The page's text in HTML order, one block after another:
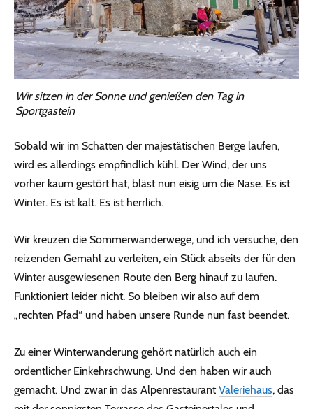
Wir sitzen in der Sonne und genießen den Tag in
Sportgastein
Sobald wir im Schatten der majestätischen Berge laufen,
wird es allerdings empfindlich kühl. Der Wind, der uns
vorher kaum gestört hat, bläst nun eisig um die Nase. Es ist
Winter. Es ist kalt. Es ist herrlich.
Wir kreuzen die Sommerwanderwege, und ich versuche, den
reizenden Gemahl zu verleiten, ein Stück abseits der für den
Winter ausgewiesenen Route den Berg hinauf zu laufen.
Funktioniert leider nicht. So bleiben wir also auf dem
„rechten Pfad“ und haben unsere Runde nun fast beendet.
Zu einer Winterwanderung gehört natürlich auch ein
ordentlicher Einkehrschwung. Und den haben wir auch
gemacht. Und zwar in das AlpenrestaurantValeriehaus, das